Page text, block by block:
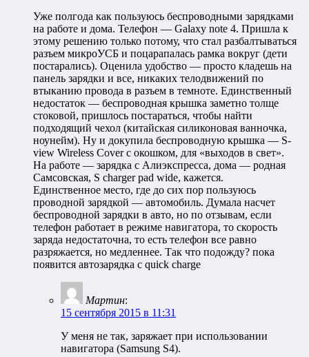
Уже полгода как пользуюсь беспроводными зарядками
на работе и дома. Телефон — Galaxy note 4. Пришла к
этому решению только потому, что стал разбалтываться
разъем микроУСБ и поцарапалась рамка вокруг (дети
постарались). Оценила удобство — просто кладешь на
панель зарядки и все, никаких телодвижений по
втыканию провода в разъем в темноте. Единственный
недостаток — беспроводная крышка заметно толще
стоковой, пришлось постараться, чтобы найти
подходящий чехол (китайская силиконовая ванночка,
ноунейм). Ну и докупила беспроводную крышка — S-
view Wireless Cover с окошком, для «выходов в свет».
На работе — зарядка с Алиэкспресса, дома — родная
Самсовская, S charger pad wide, кажется.
Единственное место, где до сих пор пользуюсь
проводной зарядкой — автомобиль. Думала насчет
беспроводной зарядки в авто, но по отзывам, если
телефон работает в режиме навигатора, то скорость
заряда недостаточна, то есть телефон все равно
разряжается, но медленнее. Так что подожду? пока
появится автозарядка с quick charge
Мартин:
15 сентября 2015 в 11:31
У меня не так, заряжает при использовании
навигатора (Samsung S4).